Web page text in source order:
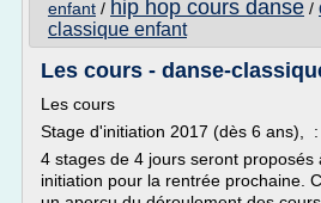
enfant / hip hop cours danse /
classique enfant
Les cours - danse-
Les cours
Stage d'initiation 2017 (dès 6 ans), :
4 stages de 4 jours seront proposés
initiation pour la rentrée prochaine.